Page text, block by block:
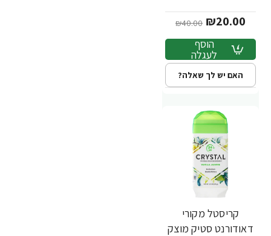
₪20.00
₪40.00
הוסף
לעגלה
האם יש לך שאלה?
קריסטל מקורי
דאודורנט סטיק מוצק